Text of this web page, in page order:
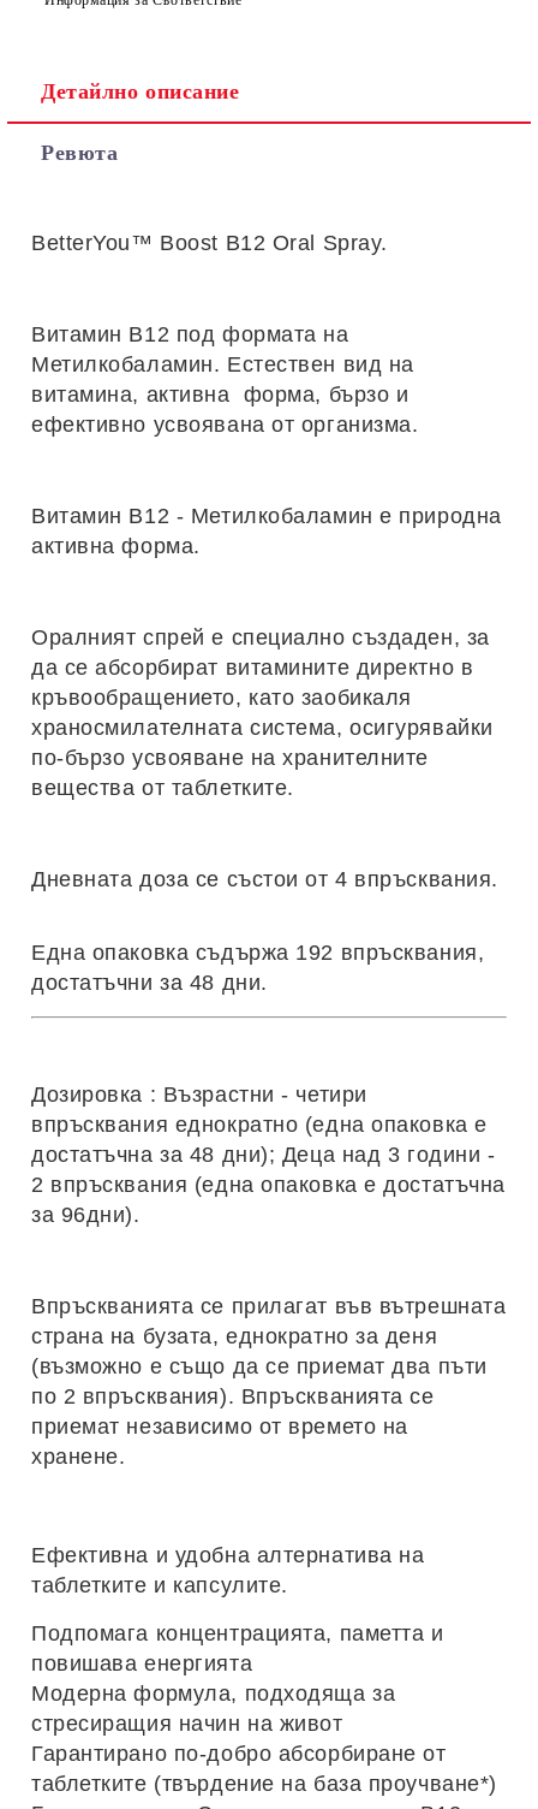
Детайлно описание
Ревюта
BetterYou™ Boost B12 Oral Spray.
Витамин B12 под формата на
Метилкобаламин. Естествен вид на
витамина, активна форма, бързо и
ефективно усвоявана от организма.
Витамин B12 - Метилкобаламин е природна
активна форма.
Оралният спрей е специално създаден, за
да се абсорбират витамините директно в
кръвообращението, като заобикаля
храносмилателната система, осигурявайки
по-бързо усвояване на хранителните
вещества от таблетките.
Дневната доза се състои от 4 впръсквания.
Една опаковка съдържа 192 впръсквания,
достатъчни за 48 дни.
Дозировка : Възрастни - четири
впръсквания еднократно (една опаковка е
достатъчна за 48 дни); Деца над 3 години -
2 впръсквания (една опаковка е достатъчна
за 96дни).
Впръскванията се прилагат във вътрешната
страна на бузата, еднократно за деня
(възможно е също да се приемат два пъти
по 2 впръсквания). Впръскванията се
приемат независимо от времето на
хранене.
Ефективна и удобна алтернатива на
таблетките и капсулите.
Подпомага концентрацията, паметта и
повишава енергията
Модерна формула, подходяща за
стресиращия начин на живот
Гарантирано по-добро абсорбиране от
таблетките (твърдение на база проучване*)